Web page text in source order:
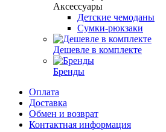
Аксессуары
Детские чемоданы
Сумки-рюкзаки
Дешевле в комплекте
Бренды
Оплата
Доставка
Обмен и возврат
Контактная информация